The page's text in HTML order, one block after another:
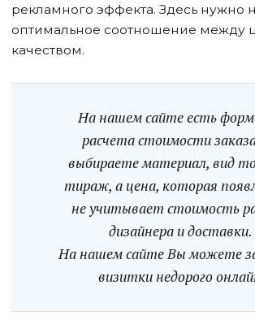
рекламного эффекта. Здесь нужно
оптимальное соотношение между
качеством.
На нашем сайте есть
расчета стоимости
выбираете материал, вид
тираж, а цена, которая
не учитывает стоимость
дизайнера и доставки.
На нашем сайте Вы можете
визитки недорого